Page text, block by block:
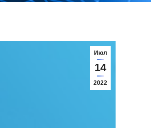
Июл
14
2022